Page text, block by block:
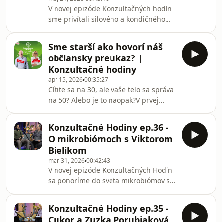
čo všetko zahŕňa moderná
prekoncepčná príprava. Dozviete sa,
prečo už nestačí len „
V novej epizóde Konzultačných hodín
sme privítali silového a kondičného
trápi amatérskych aj profesionálnych
športovcov – šľachy a zranenia.
Rozobrali sme, prečo je šľacha
fascinujúca &quot;pružina aj
tlmič&quot; zároveň, ako v nej
prirodzene vzniká kolagén a či v ich
štruktúre existujú rozdiely medzi
mužmi a ženami.V dnešnej
Sme starší ako hovorí náš
občiansky preukaz? |
Konzultačné hodiny
apr 15, 202600:35:27
Cítite sa na 30, ale vaše telo sa správa
na 50? Alebo je to naopak?V prvej
občianskom preukaze) nemusí
odzrkadľovať skutočný stav vášho
organizmu.Hosťom relácie je doc.
MUDr. Adela Penesová, PhD.,
uznávaná obezitologička z
Biomedicínskeho centra SAV. Spoločne
s Milanom rozoberajú fenomén
metabolického veku a to, ako môžeme
pr
Konzultačné Hodiny ep.36 -
O mikrobiómoch s Viktorom
Bielikom
mar 31, 202600:42:43
V novej epizóde Konzultačných Hodín
sa ponoríme do sveta mikrobiómov s
Bratislave, Viktorom Bielikom. Čo je
Konzultačné Hodiny ep.35 -
Cukor a Zuzka Porubjaková